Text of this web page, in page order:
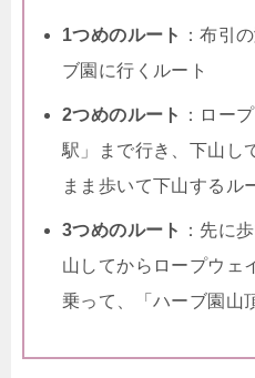
1つめのルート
：布引
ブ園に行くルート
2つめのルート
：ロー
駅」まで行き、下山し
まま歩いて下山するル
3つめのルート
：先に
山してからロープウェ
乗って、「ハーブ園山